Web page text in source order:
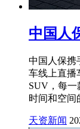
中国人
中国人保携
车线上直播
SUV，每
时间和空间
天资新闻